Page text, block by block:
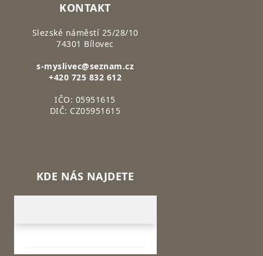
KONTAKT
Slezské náměstí 25/28/10
74301 Bílovec
s-myslivec@seznam.cz
+420 725 832 612
IČO: 05951615
DIČ: CZ05951615
KDE NÁS NAJDETE